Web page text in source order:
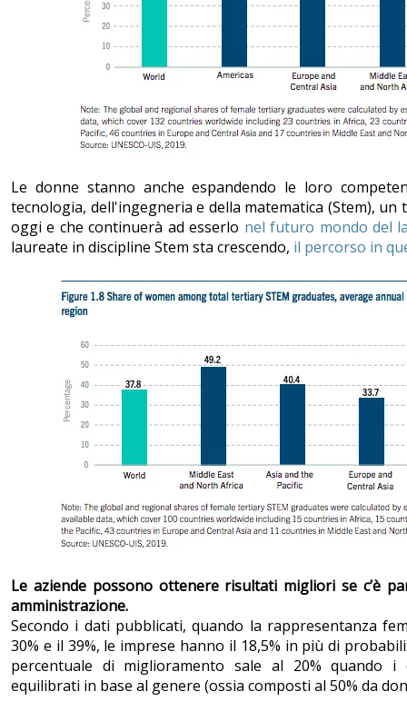
Le donne stanno anche espandendo le loro
tecnologia, dell'ingegneria e della matematica (Stem),
oggi e che continuerà ad esserlo nel futuro mondo del
laureate in discipline Stem sta crescendo, il percorso in
Le aziende possono ottenere risultati migliori se c’è
amministrazione.
Secondo i dati pubblicati, quando la rappresentanza
30% e il 39%, le imprese hanno il 18,5% in più di
percentuale di miglioramento sale al 20% quando i
equilibrati in base al genere (ossia composti al 50% da